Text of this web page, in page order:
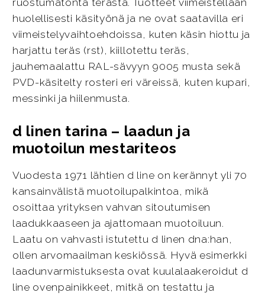
huolellisesti käsityönä ja ne ovat saatavilla eri
viimeistelyvaihtoehdoissa, kuten käsin hiottu ja
harjattu teräs (rst), kiillotettu teräs,
jauhemaalattu RAL-sävyyn 9005 musta sekä
PVD-käsitelty rosteri eri väreissä, kuten kupari,
messinki ja hiilenmusta.
d linen tarina – laadun ja
muotoilun mestariteos
Vuodesta 1971 lähtien d line on kerännyt yli 70
kansainvälistä muotoilupalkintoa, mikä
osoittaa yrityksen vahvan sitoutumisen
laadukkaaseen ja ajattomaan muotoiluun.
Laatu on vahvasti istutettu d linen dna:han,
ollen arvomaailman keskiössä. Hyvä esimerkki
laadunvarmistuksesta ovat kuulalaakeroidut d
line ovenpainikkeet, mitkä on testattu ja